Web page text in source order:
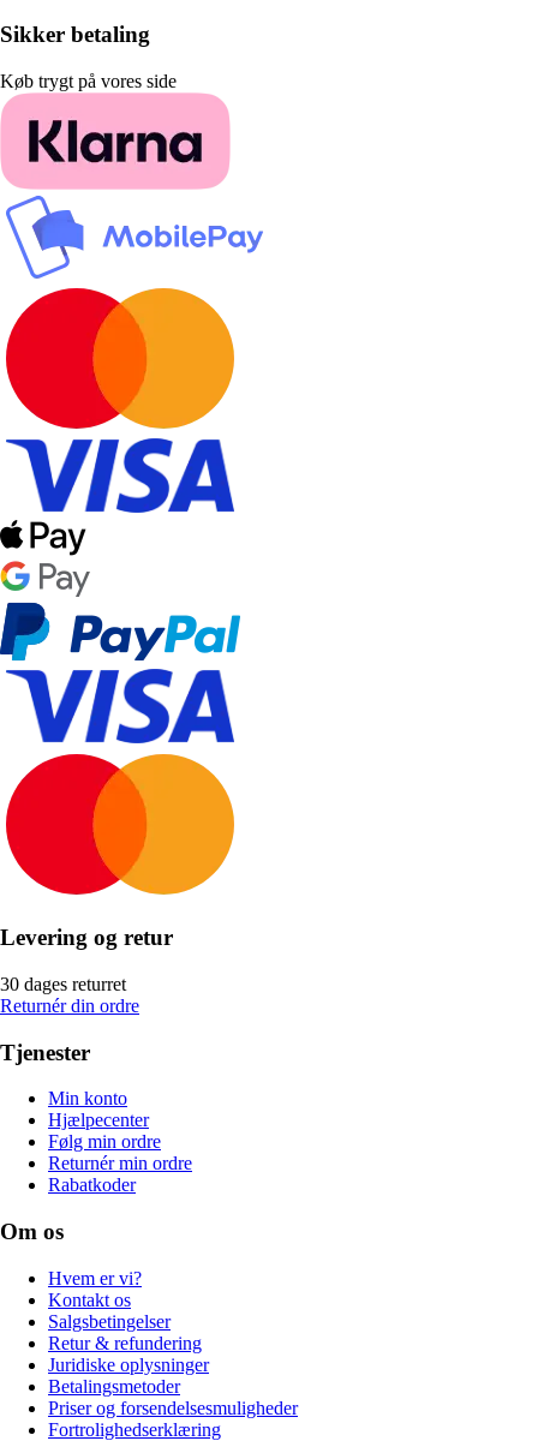
Sikker betaling
Køb trygt på vores side
Levering og retur
30 dages returret
Returnér din ordre
Tjenester
Min konto
Hjælpecenter
Følg min ordre
Returnér min ordre
Rabatkoder
Om os
Hvem er vi?
Kontakt os
Salgsbetingelser
Retur & refundering
Juridiske oplysninger
Betalingsmetoder
Priser og forsendelsesmuligheder
Fortrolighedserklæring